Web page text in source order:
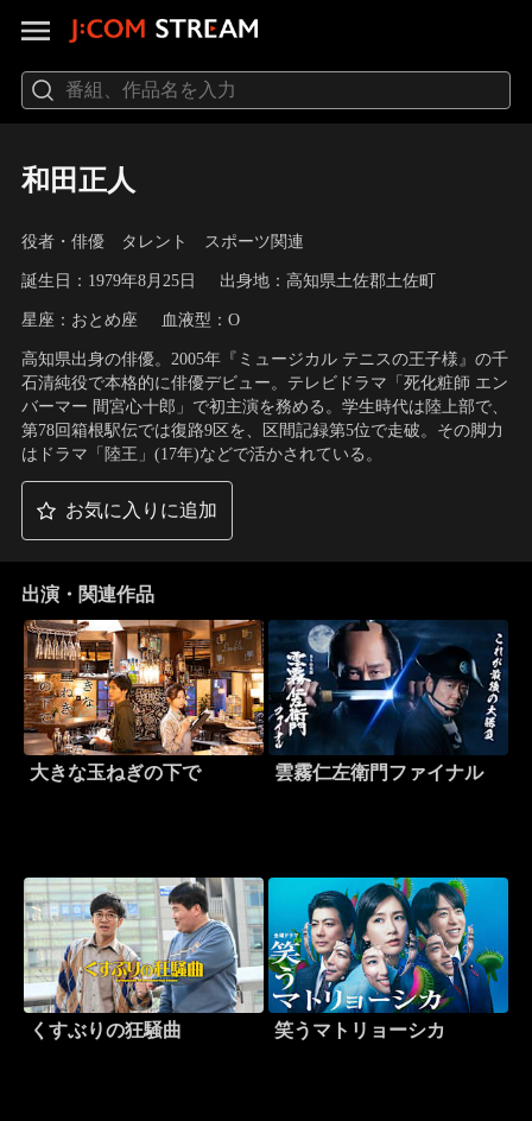
和田正人
役者・俳優 タレント スポーツ関連
誕生日：1979年8月25日 出身地：高知県土佐郡土佐町
星座：おとめ座 血液型：O
高知県出身の俳優。2005年『ミュージカル テニスの王子様』の千
石清純役で本格的に俳優デビュー。テレビドラマ「死化粧師 エン
バーマー 間宮心十郎」で初主演を務める。学生時代は陸上部で、
第78回箱根駅伝では復路9区を、区間記録第5位で走破。その脚力
はドラマ「陸王」(17年)などで活かされている。
お気に入りに追加
出演・関連作品
大きな玉ねぎの下で 雲霧仁左衛門ファイナル
くすぶりの狂騒曲 笑うマトリョーシカ